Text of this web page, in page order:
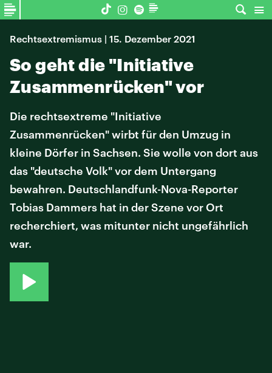
Rechtsextremismus | 15. Dezember 2021
So geht die "Initiative
Zusammenrücken" vor
Die rechtsextreme "Initiative
Zusammenrücken" wirbt für den Umzug in
kleine Dörfer in Sachsen. Sie wolle von dort aus
das "deutsche Volk" vor dem Untergang
bewahren. Deutschlandfunk-Nova-Reporter
Tobias Dammers hat in der Szene vor Ort
recherchiert, was mitunter nicht ungefährlich
war.